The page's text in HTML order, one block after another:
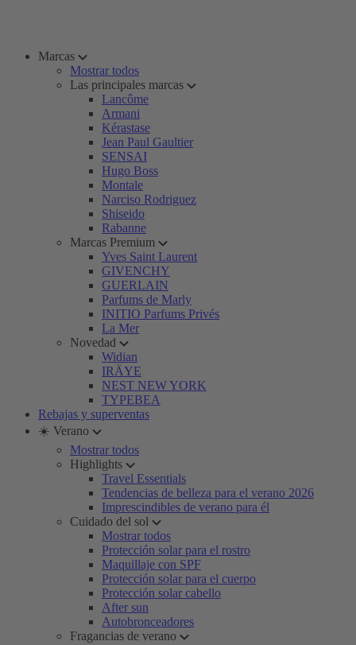
Marcas
Mostrar todos
Las principales marcas
Lancôme
Armani
Kérastase
Jean Paul Gaultier
SENSAI
Hugo Boss
Montale
Narciso Rodriguez
Shiseido
Rabanne
Marcas Premium
Yves Saint Laurent
GIVENCHY
GUERLAIN
Parfums de Marly
INITIO Parfums Privés
La Mer
Novedad
Widian
IRÄYE
NEST NEW YORK
TYPEBEA
Rebajas y superventas
☀️ Verano
Mostrar todos
Highlights
Travel Essentials
Tendencias de belleza para el verano 2026
Imprescindibles de verano para él
Cuidado del sol
Mostrar todos
Protección solar para el rostro
Maquillaje con SPF
Protección solar para el cuerpo
Protección solar cabello
After sun
Autobronceadores
Fragancias de verano